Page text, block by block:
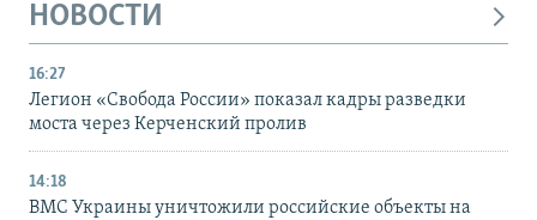
НОВОСТИ
16:27
Легион «Свобода России» показал кадры разведки
моста через Керченский пролив
14:18
ВМС Украины уничтожили российские объекты на